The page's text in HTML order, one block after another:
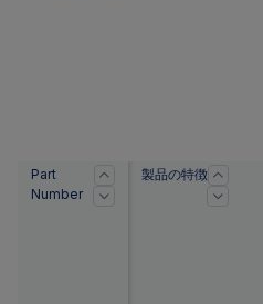
Part
Number
製品の特徴